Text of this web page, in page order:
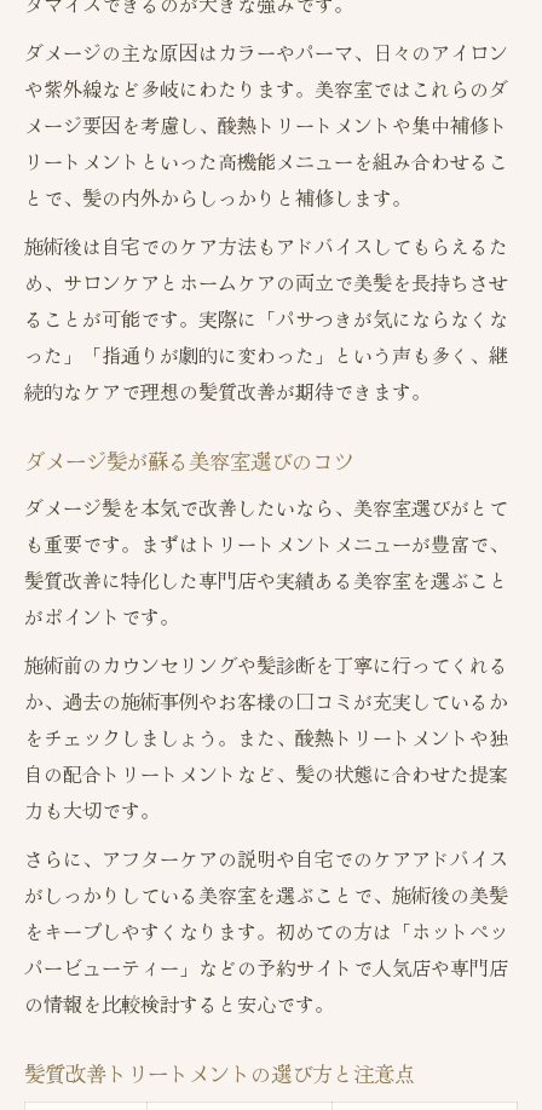
ダメージの主な原因はカラーやパーマ、日々のアイロン
や紫外線など多岐にわたります。美容室ではこれらのダ
メージ要因を考慮し、酸熱トリートメントや集中補修ト
リートメントといった高機能メニューを組み合わせるこ
とで、髪の内外からしっかりと補修します。
施術後は自宅でのケア方法もアドバイスしてもらえるた
め、サロンケアとホームケアの両立で美髪を長持ちさせ
ることが可能です。実際に「パサつきが気にならなくな
った」「指通りが劇的に変わった」という声も多く、継
続的なケアで理想の髪質改善が期待できます。
ダメージ髪が蘇る美容室選びのコツ
ダメージ髪を本気で改善したいなら、美容室選びがとて
も重要です。まずはトリートメントメニューが豊富で、
髪質改善に特化した専門店や実績ある美容室を選ぶこと
がポイントです。
施術前のカウンセリングや髪診断を丁寧に行ってくれる
か、過去の施術事例やお客様の口コミが充実しているか
をチェックしましょう。また、酸熱トリートメントや独
自の配合トリートメントなど、髪の状態に合わせた提案
力も大切です。
さらに、アフターケアの説明や自宅でのケアアドバイス
がしっかりしている美容室を選ぶことで、施術後の美髪
をキープしやすくなります。初めての方は「ホットペッ
パービューティー」などの予約サイトで人気店や専門店
の情報を比較検討すると安心です。
髪質改善トリートメントの選び方と注意点